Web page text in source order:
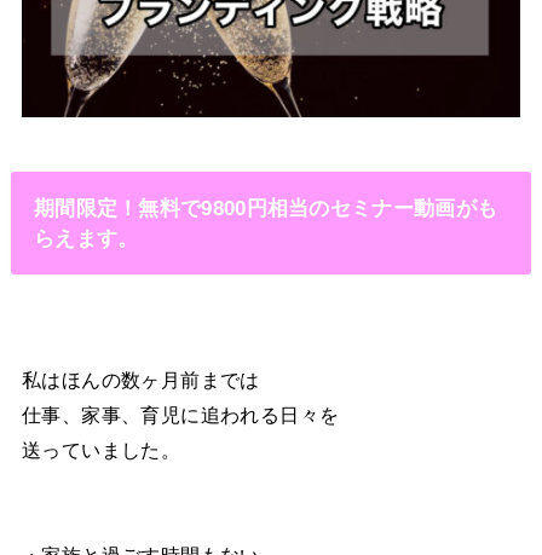
期間限定！無料で9800円相当のセミナー動画がも
らえます。
私はほんの数ヶ月前までは
仕事、家事、育児に追われる日々を
送っていました。